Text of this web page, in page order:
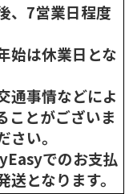
、7営業日程度
始は休業日とな
通事情などによ
ことがございま
い。
でのお支払
となります。